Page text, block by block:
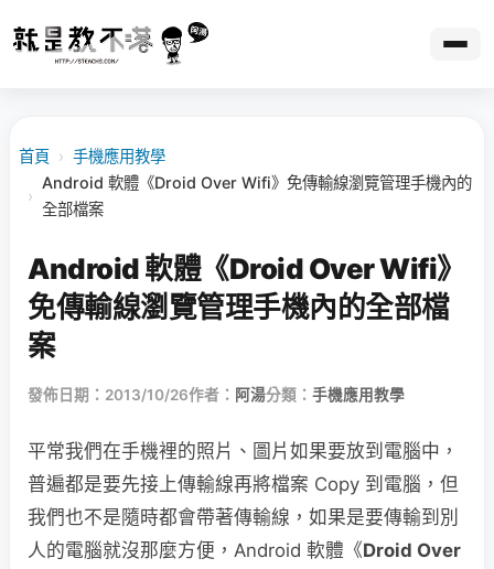
首頁 › 手機應用教學
›
Android 軟體《Droid Over Wifi》免傳輸線瀏覽管理手機內的
全部檔案
Android 軟體《Droid Over Wifi》
免傳輸線瀏覽管理手機內的全部檔
案
發佈日期：2013/10/26作者： 阿湯分類： 手機應用教學
平常我們在手機裡的照片、圖片如果要放到電腦中，
普遍都是要先接上傳輸線再將檔案 Copy 到電腦，但
我們也不是隨時都會帶著傳輸線，如果是要傳輸到別
人的電腦就沒那麼方便，Android 軟體《Droid Over